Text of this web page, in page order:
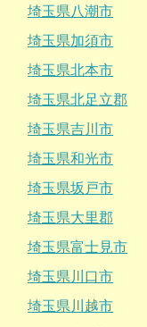
埼玉県八潮市
埼玉県加須市
埼玉県北本市
埼玉県北足立郡
埼玉県吉川市
埼玉県和光市
埼玉県坂戸市
埼玉県大里郡
埼玉県富士見市
埼玉県川口市
埼玉県川越市